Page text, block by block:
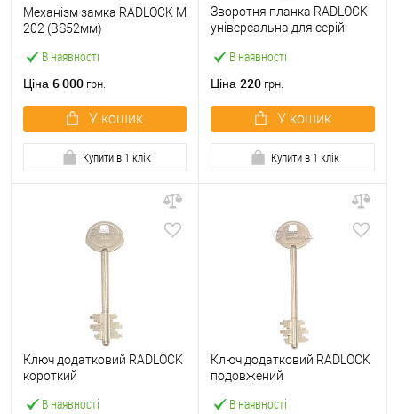
В наявності
Механізм замка RADLOCK M
202 (BS52мм)
Ціна 6 000 грн.
У кошик
Купити в 1 клік
В наявності
Зворотня планка RADLOCK
універсальна для серій
Ціна 220 грн.
У кошик
Купити в 1 клік
В наявності
Ключ додатковий RADLOCK
короткий
В наявності
Ключ додатковий RADLOCK
подовжений